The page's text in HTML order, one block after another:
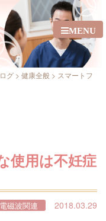
MENU
グ > 健康全般 > スマートフ
使用は不妊症
電磁波関連 2018.03.29